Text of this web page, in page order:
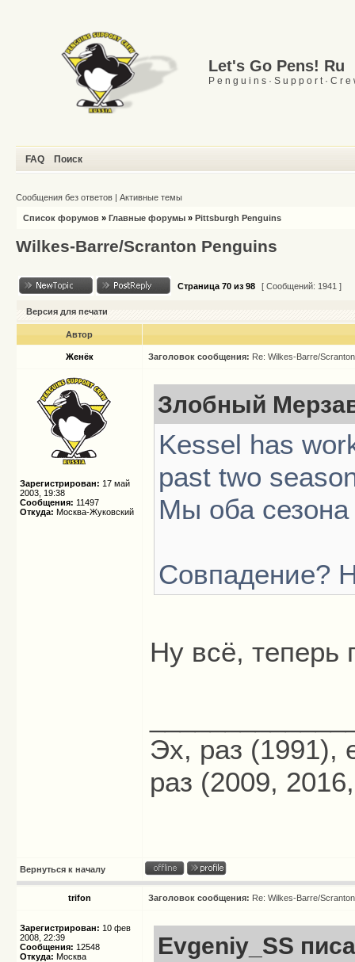
Let's Go Pens! Ru
P e n g u i n s · S u p p o r t · C r e
FAQ Поиск
Сообщения без ответов | Активные темы
Список форумов » Главные форумы » Pittsburgh Penguins
Wilkes-Barre/Scranton Penguins
Страница 70 из 98 [ Сообщений: 1941 ]
Версия для печати
Автор
Женёк Заголовок сообщения: Re: Wilkes-Barre/
Зарегистрирован: 17 май
2003, 19:38
Сообщения: 11497
Откуда: Москва-Жуковский
Злобный
Kessel has
past two
Мы оба
Совпадение?
Ну всё, теперь
Эх, раз (1991),
раз (2009,
Вернуться к началу
trifon Заголовок сообщения: Re: Wilkes-Barre/
Зарегистрирован: 10 фев
2008, 22:39
Сообщения: 12548
Откуда: Москва
Evgeniy_SS